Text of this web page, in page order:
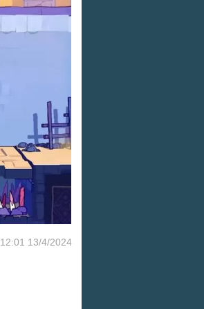
12:01 13/4/2024